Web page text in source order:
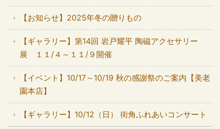
【お知らせ】2025年冬の贈りもの
【ギャラリー】第14回 岩戸耀平 陶磁アクセサリー
展 １１/４～１１/９開催
【イベント】10/17～10/19 秋の感謝祭のご案内【美老
園本店】
【ギャラリー】10/12（日） 街角ふれあいコンサート